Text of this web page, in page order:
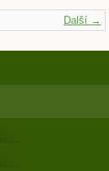
Další →